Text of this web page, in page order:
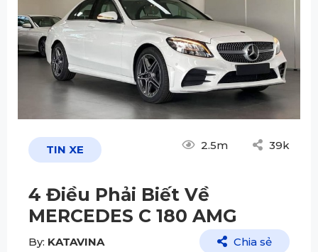
TIN XE 2.5m 39k
4 Điều Phải Biết Về
MERCEDES C 180 AMG
By: KATAVINA
Chia sẻ